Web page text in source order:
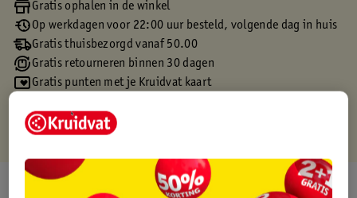
Gratis ophalen in de winkel
Op werkdagen voor 22:00 uur besteld, volgende dag in huis
Gratis thuisbezorgd vanaf 50.00
Gratis retourneren binnen 30 dagen
Gratis punten met je Kruidvat kaart
Over dit product